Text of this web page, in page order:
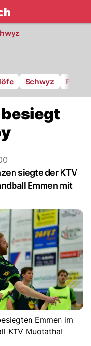
Schwyz FC
siegte der KTV
Emmen mit
Emmen im
KTV Muotathal